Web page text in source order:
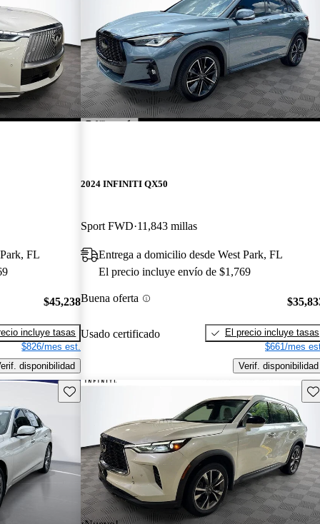
FL
$45,238
incluye tasas
$826/mes est.
disponibilidad
2024 INFINITI QX50
Sport FWD 11,843 millas
Entrega a domicilio desde West Park, FL
El precio incluye envío de $1,769
Buena oferta
Usado certificado
El precio incluye tasas
$661/mes
Verif. disponibilidad
Guarda este Aviso